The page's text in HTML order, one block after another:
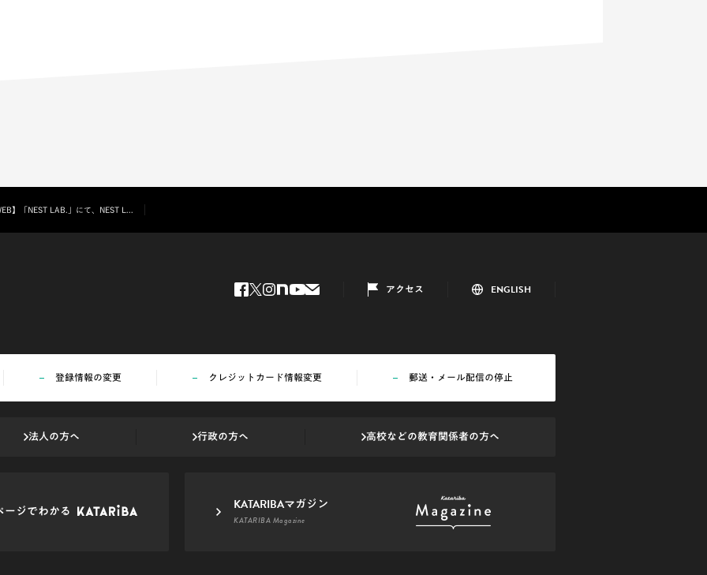
】「NEST LAB.」にて、NEST L...
アクセス ENGLISH
登録情報の変更 クレジットカード情報変更 郵送・メール配信の停止
法人の方へ 行政の方へ 高校などの教育関係者の方へ
ージでわかる KATARIBAマガジン
KATARIBA Magazine